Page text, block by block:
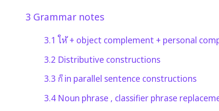
3 Grammar notes
3.1 ให้ + object complement + personal
3.2 Distributive constructions
3.3 ก็ in parallel sentence constructions
3.4 Noun phrase , classifier phrase